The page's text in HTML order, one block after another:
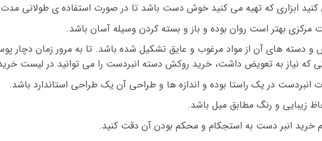
ابزاری که تهیه می کنید خوش دست باشد تا در صورت استفاده ی طولانی
مرکزی بهتر است روان بوده و باز و بسته کردن وسیله آسان باشد.
و دسته های آن از مواد مرغوب و عایق تشکیل شده باشد. تا به مرور زمان دچار
که نیاز به تعویض داشت، خرید روکش دسته انبردست را می توانید در لیست
انبردست در یک راستا بوده و اندازه ها و طراحی آن یک طراحی استاندارد باشد.
زیبایی و رنگ مطابق میل باشد.
خرید انبر دست به استجکام و محکم بودن آن دقت کنید.